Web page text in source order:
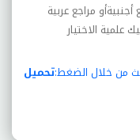
مراجع عربية
الاختيار
من خلال الضغط:تحميل